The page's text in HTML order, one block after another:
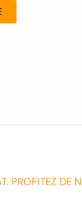
PROFITEZ DE